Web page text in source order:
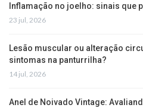
Inflamação no joelho: sinais que
23 jul, 2026
Lesão muscular ou alteração
sintomas na panturrilha?
14 jul, 2026
Anel de Noivado Vintage: